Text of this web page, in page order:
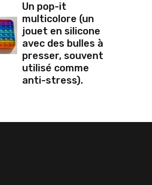
Un pop-it
multicolore (un
jouet en silicone
avec des bulles à
presser, souvent
utilisé comme
anti-stress).